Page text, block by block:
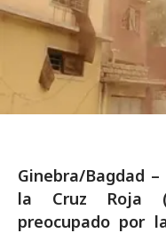
Ginebra/Bagdad
la Cruz Roja
preocupado por